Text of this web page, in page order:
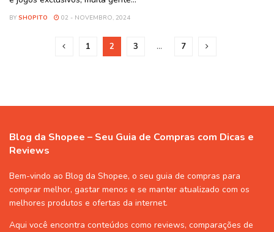
BY SHOPITO 02 - NOVEMBRO, 2024
1 2 3 … 7
Blog da Shopee – Seu Guia de Compras com Dicas e
Reviews
Bem-vindo ao Blog da Shopee, o seu guia de compras para
comprar melhor, gastar menos e se manter atualizado com os
melhores produtos e ofertas da internet.
Aqui você encontra conteúdos como reviews, comparações de